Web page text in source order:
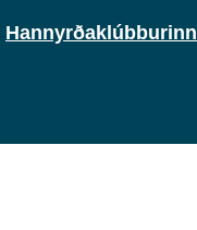
Hannyrðaklúbburinn